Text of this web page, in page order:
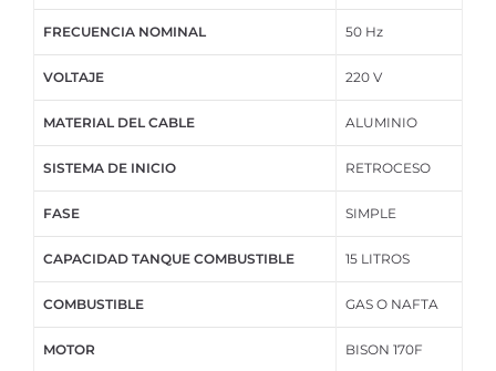
FRECUENCIA NOMINAL 50 Hz
VOLTAJE 220 V
MATERIAL DEL CABLE ALUMINIO
SISTEMA DE INICIO RETROCESO
FASE SIMPLE
CAPACIDAD TANQUE COMBUSTIBLE 15 LITROS
COMBUSTIBLE GAS O NAFTA
MOTOR BISON 170F